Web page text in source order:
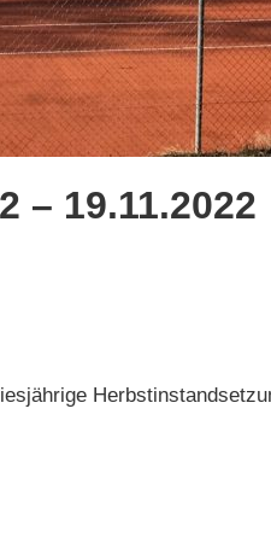
– 19.11.2022